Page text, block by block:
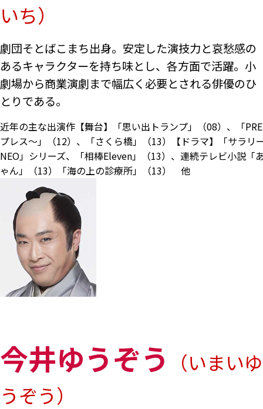
いち）
劇団そとばこまち出身。安定した演技力と哀愁感の
あるキャラクターを持ち味とし、各方面で活躍。小
劇場から商業演劇まで幅広く必要とされる俳優のひ
とりである。
近年の主な出演作【舞台】「思い出トランプ」（08）、「
プレス～」（12）、「さくら橋」（13）【ドラマ】「サラリ
NEO」シリーズ、「相棒Eleven」（13）、連続テレビ小説「
ゃん」（13）「海の上の診療所」（13） 他
今井ゆうぞう
（いまいゆ
うぞう）